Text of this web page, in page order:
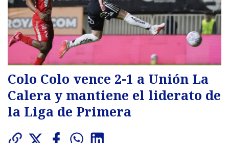
Colo Colo vence 2-1 a Unión La
Calera y mantiene el liderato de
la Liga de Primera